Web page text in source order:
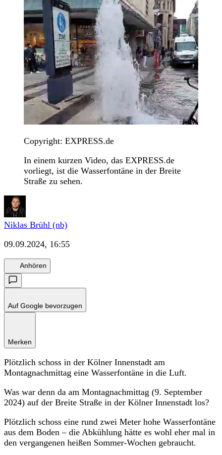
Copyright: EXPRESS.de
In einem kurzen Video, das EXPRESS.de
vorliegt, ist die Wasserfontäne in der Breite
Straße zu sehen.
Niklas Brühl (nb)
09.09.2024, 16:55
Anhören
Auf Google bevorzugen
Merken
Plötzlich schoss in der Kölner Innenstadt am
Montagnachmittag eine Wasserfontäne in die Luft.
Was war denn da am Montagnachmittag (9. September
2024) auf der Breite Straße in der Kölner Innenstadt los?
Plötzlich schoss eine rund zwei Meter hohe Wasserfontäne
aus dem Boden – die Abkühlung hätte es wohl eher mal in
den vergangenen heißen Sommer-Wochen gebraucht.